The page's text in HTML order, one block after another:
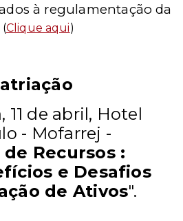
à regulamentação da
(Clique aqui)
11 de abril, Hotel
- Mofarrej -
Recursos :
e Desafios
de Ativos".